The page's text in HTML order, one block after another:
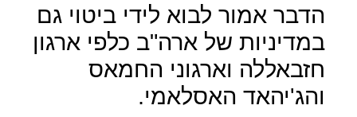
הדבר אמור לבוא לידי ביטוי גם
במדיניות של ארה"ב כלפי ארגון
חזבאללה וארגוני החמאס
והג'יהאד האסלאמי.